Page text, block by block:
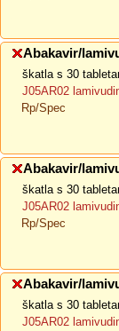
Abakavir/
škatla s 30
J05AR02
Rp/Spec
Abakavir/
škatla s 30
J05AR02
Rp/Spec
Abakavir/
škatla s 30
J05AR02